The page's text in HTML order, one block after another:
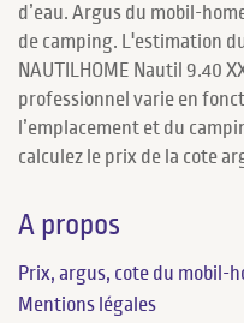
d’eau. Argus du mobil-
de camping. L'estimation
NAUTILHOME Nautil 9.40
professionnel varie en
l’emplacement et du
calculez le prix de la cote
A propos
Prix, argus, cote du mobil-
Mentions légales